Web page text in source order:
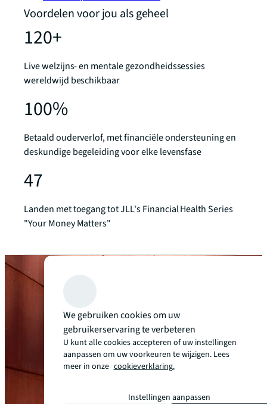
Voordelen voor jou als geheel
120+
Live welzijns- en mentale gezondheidssessies
wereldwijd beschikbaar
100%
Betaald ouderverlof, met financiële ondersteuning en
deskundige begeleiding voor elke levensfase
47
Landen met toegang tot JLL's Financial Health Series
"Your Money Matters"
We gebruiken cookies om uw
gebruikerservaring te verbeteren
U kunt alle cookies accepteren of uw instellingen
aanpassen om uw voorkeuren te wijzigen. Lees
meer in onze cookieverklaring.
Instellingen aanpassen